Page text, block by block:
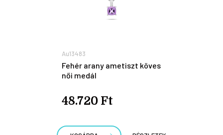
Au13483
Fehér arany ametiszt köves
női medál
48.720 Ft